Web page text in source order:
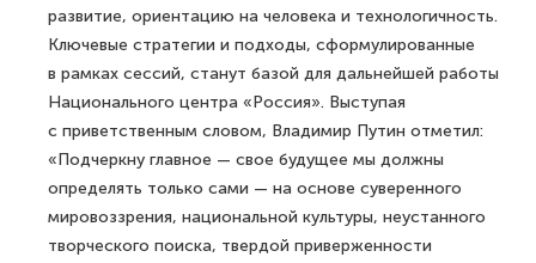
развитие, ориентацию на человека и технологичность.
Ключевые стратегии и подходы, сформулированные
в рамках сессий, станут базой для дальнейшей работы
Национального центра «Россия». Выступая
с приветственным словом, Владимир Путин отметил:
«Подчеркну главное — свое будущее мы должны
определять только сами — на основе суверенного
мировоззрения, национальной культуры, неустанного
творческого поиска, твердой приверженности